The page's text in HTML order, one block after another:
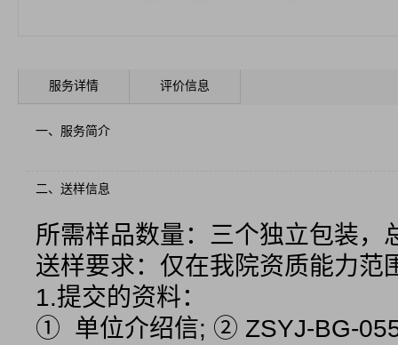
服务详情 评价信息
一、服务简介
二、送样信息
所需样品数量：三个独立包装，
送样要求：仅在我院资质能力范
1.提交的资料：
①  单位介绍信; ② ZSYJ-BG-